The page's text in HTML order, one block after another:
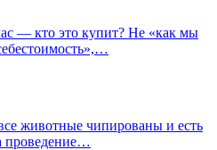
— кто это купит? Не «как мы
животные чипированы и есть
проведение…